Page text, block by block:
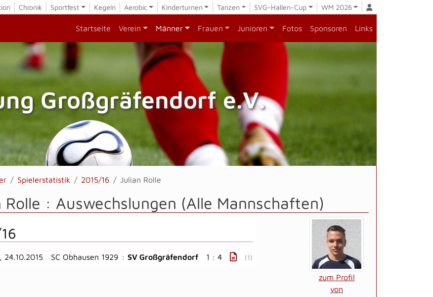
Chronik Sportfest Kegeln Aerobic Kinderturnen Tanzen SVG-Hallen-Cup WM 2026
Startseite Verein Männer Frauen Junioren Fotos Sponsoren Links
Großgräfendorf e.V.
Spielerstatistik 2015/16 Julian Rolle
Rolle : Auswechslungen (Alle Mannschaften)
zum Profil
von
24.10.2015 SC Obhausen 1929 : SV Großgräfendorf 1 : 4 (1)